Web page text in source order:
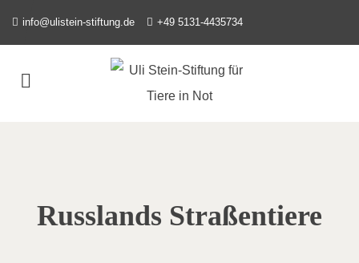
info@ulistein-stiftung.de +49 5131-4435734
Russlands Straßentiere